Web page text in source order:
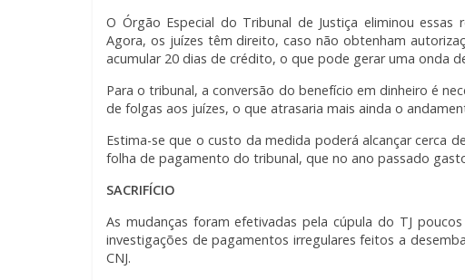
O Órgão Especial do Tribunal de Justiça eliminou
Agora, os juízes têm direito, caso não obtenham
acumular 20 dias de crédito, o que pode gerar uma onda
Para o tribunal, a conversão do benefício em dinheiro é
de folgas aos juízes, o que atrasaria mais ainda o
Estima-se que o custo da medida poderá alcançar cerca
folha de pagamento do tribunal, que no ano passado
SACRIFÍCIO
As mudanças foram efetivadas pela cúpula do TJ
investigações de pagamentos irregulares feitos a
CNJ.